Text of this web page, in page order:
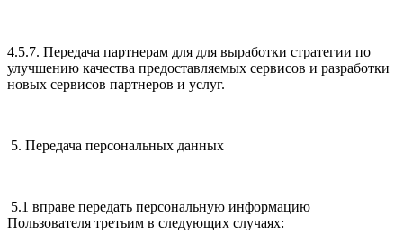
4.5.7. Передача партнерам для для выработки стратегии по
улучшению качества предоставляемых сервисов и разработки
новых сервисов партнеров и услуг.
5. Передача персональных данных
5.1 вправе передать персональную информацию
Пользователя третьим в следующих случаях: